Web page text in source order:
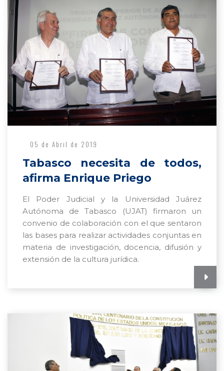
05 de Abril de 2019
Tabasco necesita de todos,
afirma Enrique Priego
El Poder Judicial y la Universidad Juárez
Autónoma de Tabasco (UJAT) firmaron un
convenio de colaboración con el que sentaron
las bases para realizar actividades conjuntas en
materia de investigación, docencia, difusión y
extensión de la cultura jurídica.